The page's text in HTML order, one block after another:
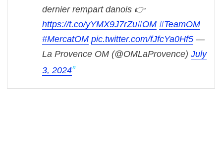
dernier rempart danois 👉
https://t.co/yYMX9J7rZu#OM #TeamOM
#MercatOM pic.twitter.com/fJfcYa0Hf5 —
La Provence OM (@OMLaProvence) July
3, 2024